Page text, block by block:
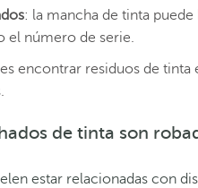
: la mancha de tinta
el número de serie.
encontrar residuos de tinta
de tinta son
estar relacionadas con